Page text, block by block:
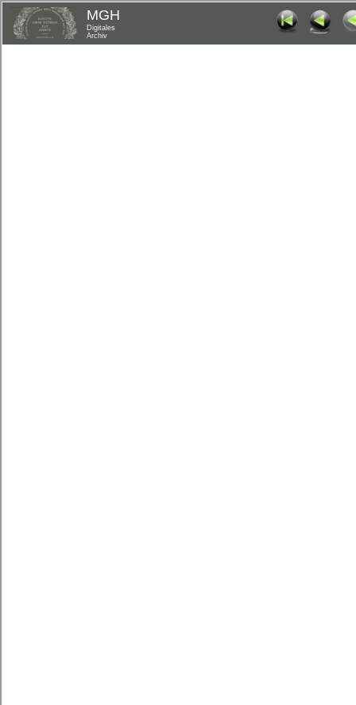
MGH
Digitales
Archiv